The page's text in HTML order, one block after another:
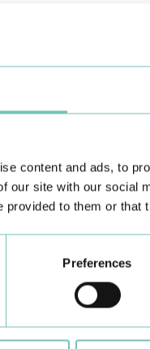
content and ads, to
our site with our social
provided to them or
Preferences
Qualquer fator que
mais graves incluem a
até 40 minutos e o ritmo
o tempo de sono);
álcool);
sobre este ponto).
considera-se que se
em relação ao